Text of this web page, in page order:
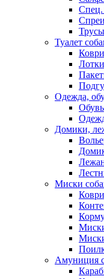
Спец.
Трусы
Туалет
Одежда,
Обувь
Домики,
Миски
Амуниция